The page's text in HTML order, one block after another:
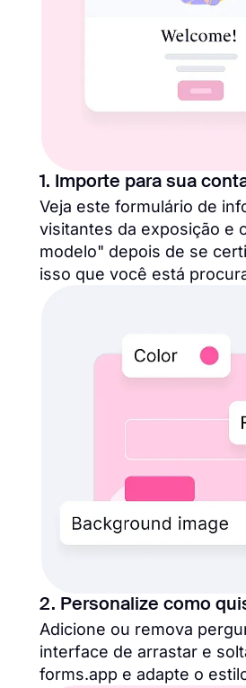
1. Importe para sua
Veja este formulário de
visitantes da exposição e
modelo" depois de se
isso que você está
2. Personalize como
Adicione ou remova
interface de arrastar e
forms.app e adapte o